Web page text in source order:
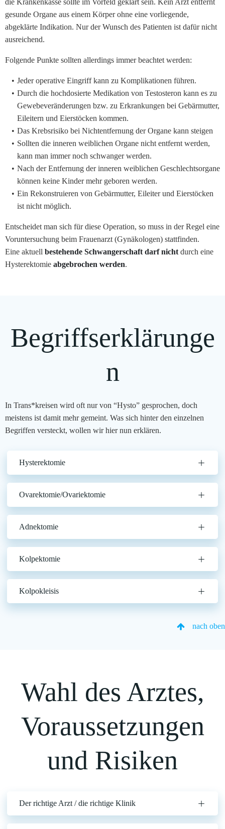
gesunde Organe aus einem Körper ohne eine vorliegende,
abgeklärte Indikation. Nur der Wunsch des Patienten ist dafür nicht
ausreichend.
Folgende Punkte sollten allerdings immer beachtet werden:
Jeder operative Eingriff kann zu Komplikationen führen.
Durch die hochdosierte Medikation von Testosteron kann es zu
Gewebeveränderungen bzw. zu Erkrankungen bei Gebärmutter,
Eileitern und Eierstöcken kommen.
Das Krebsrisiko bei Nichtentfernung der Organe kann steigen
Sollten die inneren weiblichen Organe nicht entfernt werden,
kann man immer noch schwanger werden.
Nach der Entfernung der inneren weiblichen Geschlechtsorgane
können keine Kinder mehr geboren werden.
Ein Rekonstruieren von Gebärmutter, Eileiter und Eierstöcken
ist nicht möglich.
Entscheidet man sich für diese Operation, so muss in der Regel eine
Voruntersuchung beim Frauenarzt (Gynäkologen) stattfinden.
Eine aktuell bestehende Schwangerschaft darf nicht durch eine
Hysterektomie abgebrochen werden.
Begriffserklärunge
n
In Trans*kreisen wird oft nur von “Hysto” gesprochen, doch
meistens ist damit mehr gemeint. Was sich hinter den einzelnen
Begriffen versteckt, wollen wir hier nun erklären.
Hysterektomie
Ovarektomie/Ovariektomie
Adnektomie
Kolpektomie
Kolpokleisis
nach oben
Wahl des Arztes,
Voraussetzungen
und Risiken
Der richtige Arzt / die richtige Klinik